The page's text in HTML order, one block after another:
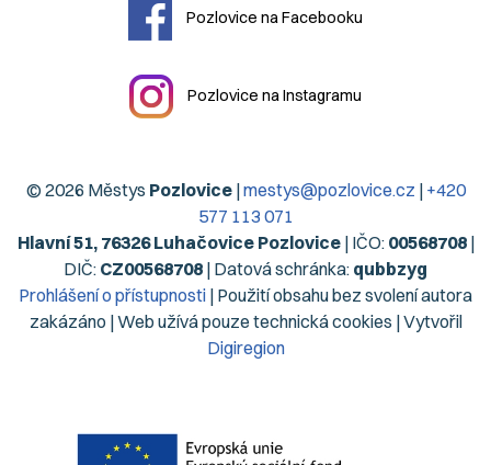
Pozlovice na Facebooku
Pozlovice na Instagramu
© 2026 Městys Pozlovice|mestys@pozlovice.cz | +420
577 113 071
Hlavní 51, 76326 Luhačovice Pozlovice| IČO: 00568708|
DIČ: CZ00568708 | Datová schránka: qubbzyg
Prohlášení o přístupnosti | Použití obsahu bez svolení autora
zakázáno | Web užívá pouze technická cookies | Vytvořil
Digiregion